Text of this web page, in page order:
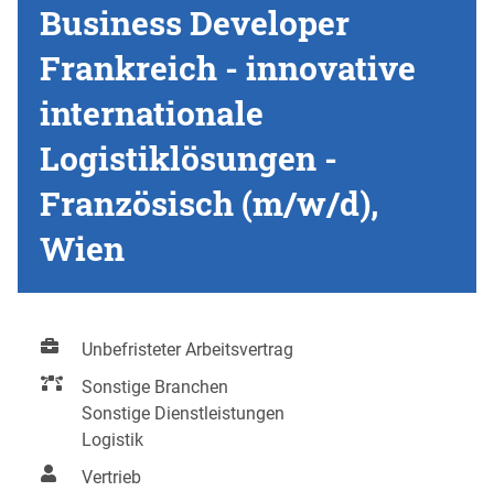
Business Developer
Frankreich - innovative
internationale
Logistiklösungen -
Französisch (m/w/d),
Wien
Unbefristeter Arbeitsvertrag
Sonstige Branchen
Sonstige Dienstleistungen
Logistik
Vertrieb